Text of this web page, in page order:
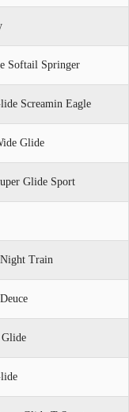
Softail Springer
Screamin Eagle
Glide
Glide Sport
Train